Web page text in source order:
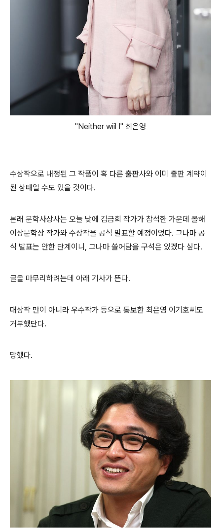
"Neither wiil I" 최은영
수상작으로 내정된 그 작품이 혹 다른 출판사와 이미 출판 계약이
된 상태일 수도 있을 것이다.
본래 문학사상사는 오늘 낮에 김금희 작가가 참석한 가운데 올해
이상문학상 작가와 수상작을 공식 발표할 예정이었다. 그나마 공
식 발표는 안한 단계이니, 그나마 쓸어담을 구석은 있겠다 싶다.
글을 마무리하려는데 아래 기사가 뜬다.
대상작 만이 아니라 우수작가 등으로 통보한 최은영 이기호씨도
거부했단다.
망했다.